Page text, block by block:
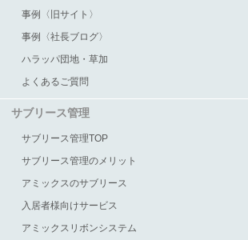
事例〈旧サイト〉
事例〈社長ブログ〉
ハラッパ団地・草加
よくあるご質問
サブリース管理
サブリース管理TOP
サブリース管理のメリット
アミックスのサブリース
入居者様向けサービス
アミックスリボンシステム